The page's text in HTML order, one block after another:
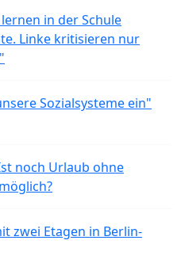
in der Schule
Linke kritisieren nur
Sozialsysteme ein"
noch Urlaub ohne
zwei Etagen in Berlin-